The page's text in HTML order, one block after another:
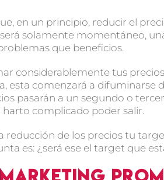
en un principio, reducir el
solamente momentáneo,
que beneficios.
considerablemente tus
esta comenzará a difuminarse
pasarán a un segundo o
complicado poder salir.
reducción de los precios tu
es: ¿será ese el target que